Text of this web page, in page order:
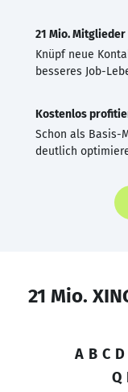
21 Mio. Mitglieder
Knüpf neue
besseres Job-
Kostenlos
Schon als Basis-
deutlich
21 Mio.
A B C D
Q